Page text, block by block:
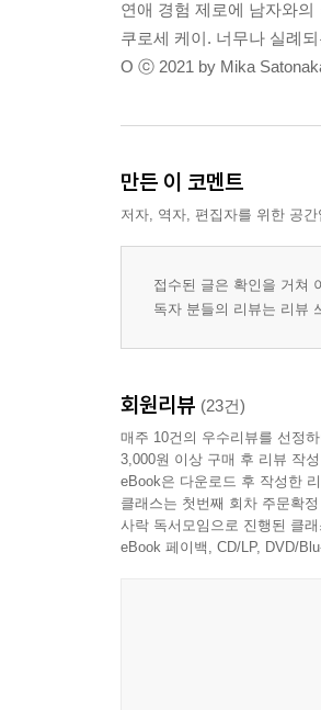
연애 경험 제로에 남자와
쿠로세 케이. 너무나 실례
O ⓒ 2021 by Mika
만든 이 코멘트
저자, 역자, 편집자를 위한 공
접수된 글은 확인을 거쳐
독자 분들의 리뷰는 리뷰
회원리뷰 (23건)
매주 10건의 우수리뷰를 선정
3,000원 이상 구매 후 리뷰 작성
eBook은 다운로드 후 작성한
클래스는 첫번째 회차 주문확
사락 독서모임으로 진행된 클
eBook 페이백, CD/LP, DVD/